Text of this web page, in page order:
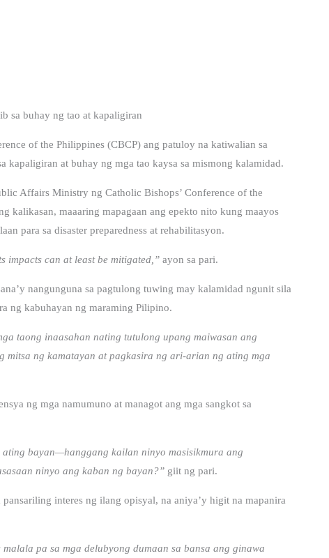
sa buhay ng tao at kapaligiran
of the Philippines (CBCP) ang patuloy na katiwalian sa
kapaligiran at buhay ng mga tao kaysa sa mismong kalamidad.
Affairs Ministry ng Catholic Bishops’ Conference of the
kalikasan, maaaring mapagaan ang epekto nito kung maayos
para sa disaster preparedness at rehabilitasyon.
impacts can at least be mitigated,” ayon sa pari.
nangunguna sa pagtulong tuwing may kalamidad ngunit sila
ng kabuhayan ng maraming Pilipino.
taong inaasahan nating tutulong upang maiwasan ang
ng kamatayan at pagkasira ng ari-arian ng ating mga
ng mga namumuno at managot ang mga sangkot sa
bayan—hanggang kailan ninyo masisikmura ang
ninyo ang kaban ng bayan?” giit ng pari.
interes ng ilang opisyal, na aniya’y higit na mapanira
pa sa mga delubyong dumaan sa bansa ang ginawa